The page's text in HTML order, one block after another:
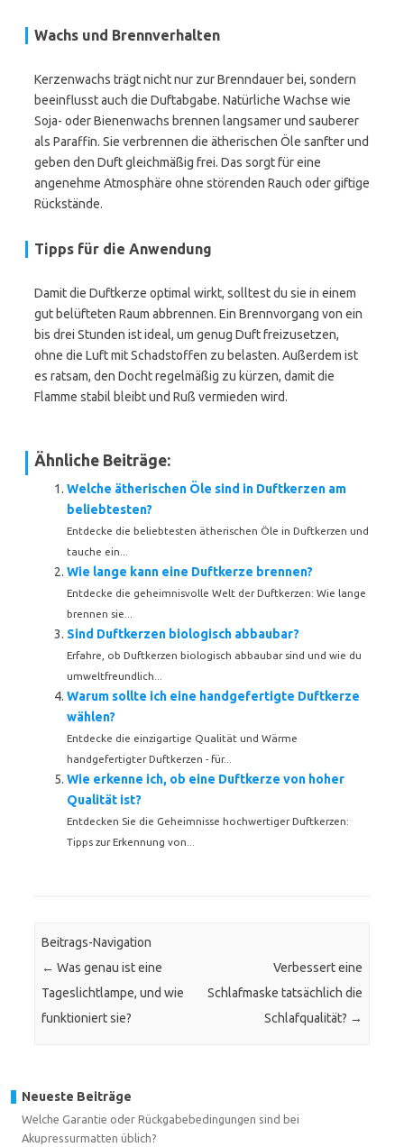
Wachs und Brennverhalten
Kerzenwachs trägt nicht nur zur Brenndauer bei, sondern
beeinflusst auch die Duftabgabe. Natürliche Wachse wie
Soja- oder Bienenwachs brennen langsamer und sauberer
als Paraffin. Sie verbrennen die ätherischen Öle sanfter und
geben den Duft gleichmäßig frei. Das sorgt für eine
angenehme Atmosphäre ohne störenden Rauch oder giftige
Rückstände.
Tipps für die Anwendung
Damit die Duftkerze optimal wirkt, solltest du sie in einem
gut belüfteten Raum abbrennen. Ein Brennvorgang von ein
bis drei Stunden ist ideal, um genug Duft freizusetzen,
ohne die Luft mit Schadstoffen zu belasten. Außerdem ist
es ratsam, den Docht regelmäßig zu kürzen, damit die
Flamme stabil bleibt und Ruß vermieden wird.
Ähnliche Beiträge:
Welche ätherischen Öle sind in Duftkerzen am
beliebtesten?
Entdecke die beliebtesten ätherischen Öle in Duftkerzen und
tauche ein...
Wie lange kann eine Duftkerze brennen?
Entdecke die geheimnisvolle Welt der Duftkerzen: Wie lange
brennen sie...
Sind Duftkerzen biologisch abbaubar?
Erfahre, ob Duftkerzen biologisch abbaubar sind und wie du
umweltfreundlich...
Warum sollte ich eine handgefertigte Duftkerze
wählen?
Entdecke die einzigartige Qualität und Wärme
handgefertigter Duftkerzen - für...
Wie erkenne ich, ob eine Duftkerze von hoher
Qualität ist?
Entdecken Sie die Geheimnisse hochwertiger Duftkerzen:
Tipps zur Erkennung von...
Beitrags-Navigation
← Was genau ist eine
Tageslichtlampe, und wie
funktioniert sie?
Verbessert eine
Schlafmaske tatsächlich die
Schlafqualität? →
Neueste Beiträge
Welche Garantie oder Rückgabebedingungen sind bei
Akupressurmatten üblich?